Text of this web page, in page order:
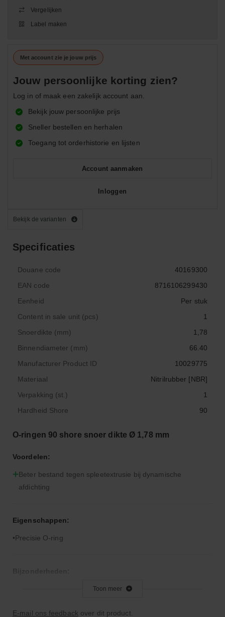
Bekijk de varianten
Specificaties
Douane code
40169300
EAN code
8716106299430
Eenheid
Per stuk
Content in sale unit (pcs)
1
Snoerdikte (mm)
1,78
Binnendiameter (mm)
66.40
Manufacturer Product ID
10029775
Materiaal
Nitrilrubber [NBR]
Verpakking (st.)
1
Hardheid Shore
90
O-ringen 90 shore snoer dikte Ø 1,78 mm
Voordelen:
Beter bestand tegen spleetextrusie bij dynamische
afdichting
Eigenschappen:
Precisie O-ring
Hardere rubbercompound dan 70° Shore A
Toon meer
E-mail ons feedback over dit product.
Vergelijken
Label maken
Met account zie je jouw prijs
Jouw persoonlijke korting zien?
Log in of maak een zakelijk account aan.
Bekijk jouw persoonlijke prijs
Sneller bestellen en herhalen
Toegang tot orderhistorie en lijsten
Account aanmaken
Inloggen